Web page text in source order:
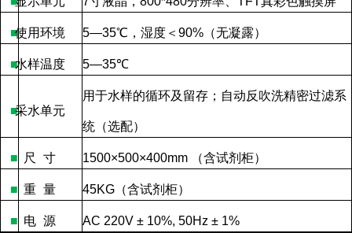
■使用环境 5—35℃，湿度＜ 90% （无凝露）
■水样温度 5—35℃
■采水单元
用于水样的循环及留存；自动反吹洗精密过滤系
统（选配）
■ 尺 寸 1500×500×400mm （含试剂柜）
■ 重 量 45KG （含试剂柜）
■ 电 源 AC 220V ± 10%, 50Hz ± 1%